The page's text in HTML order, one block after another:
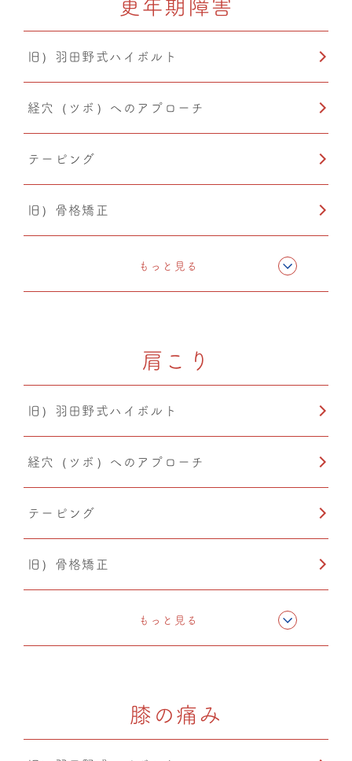
更年期障害
旧）羽田野式ハイボルト
経穴（ツボ）へのアプローチ
テーピング
旧）骨格矯正
ドレナージュ(EHD・DPL)
自律神経調整
もっと見る
肩こり
旧）羽田野式ハイボルト
経穴（ツボ）へのアプローチ
テーピング
旧）骨格矯正
CMC筋膜ストレッチ（リリース）
もっと見る
膝の痛み